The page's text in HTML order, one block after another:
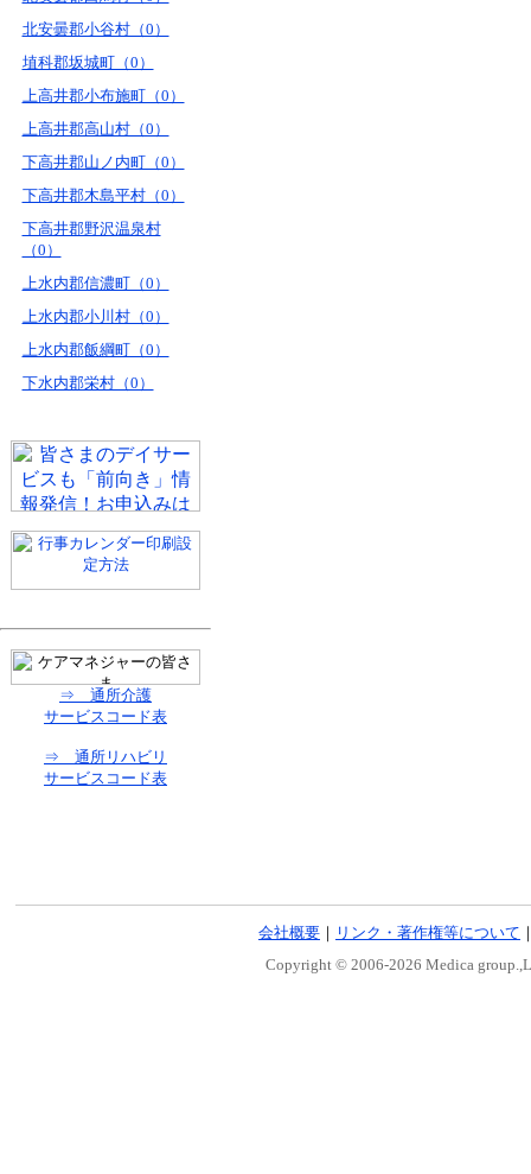
北安曇郡小谷村（0）
埴科郡坂城町（0）
上高井郡小布施町（0）
上高井郡高山村（0）
下高井郡山ノ内町（0）
下高井郡木島平村（0）
下高井郡野沢温泉村
（0）
上水内郡信濃町（0）
上水内郡小川村（0）
上水内郡飯綱町（0）
下水内郡栄村（0）
⇒ 通所介護
サービスコード表
⇒ 通所リハビリ
サービスコード表
会社概要 ｜ リンク・著作権等について
Copyright © 2006-2026 Medica